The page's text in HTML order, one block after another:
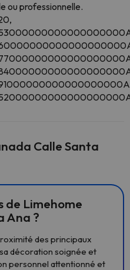
ou professionnelle.
Calle Santa
de Limehome
Ana ?
des principaux
décoration soignée et
personnel attentionné et